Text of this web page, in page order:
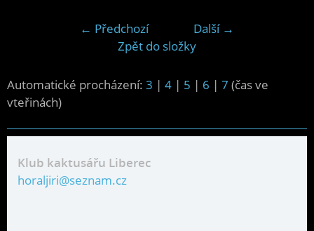
← Předchozí
Další →
Zpět do složky
Automatické procházení: 3 | 4 | 5 | 6 | 7 (čas ve
vteřinách)
Klub kaktusářu Liberec
horaljiri@seznam.cz